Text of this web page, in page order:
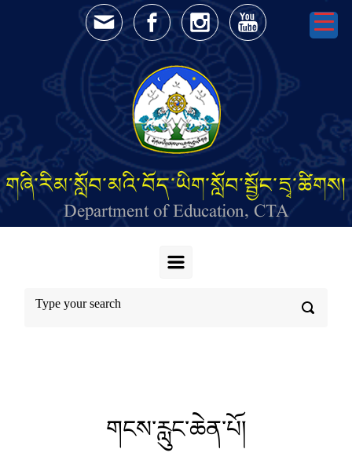
Skip to main content
གཞི་རིམ་སློབ་མའི་བོད་ཡིག་སློབ་སྦྱོང་དྲྭ་ཚིགས།
Department of Education, CTA
གངས་རླུང་ཆེན་པོ།